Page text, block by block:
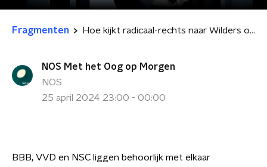
Fragmenten Hoe kijkt radicaal-rechts naar Wilders op de CPAC conferentie?
NOS Met het Oog op Morgen
NOS
25 april 2024 23:00 - 00:00
BBB, VVD en NSC liggen behoorlijk met elkaar